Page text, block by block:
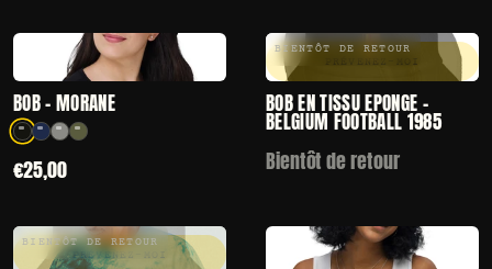
CHOISIR
— BOB - MORANE
BOB - MORANE
4 coloris disponibles
€25,00
BIENTÔT DE RETOUR
PRÉVENEZ-MOI
— BOB EN TISSU
BOB EN TISSU ÉPONGE -
BELGIUM FOOTBALL 1985
Bientôt de retour
BIENTÔT DE RETOUR
PRÉVENEZ-MOI
— BOB EN TISSU ÉPONGE - DIABLES ROUGES
CHOISIR
— BOB